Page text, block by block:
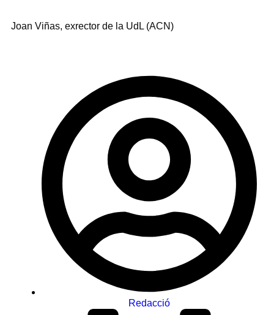
Joan Viñas, exrector de la UdL (ACN)
Redacció